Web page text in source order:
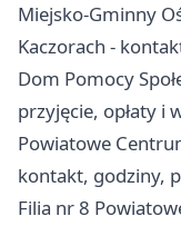
Miejsko-Gminny
Kaczorach -
Dom Pomocy
przyjęcie, opłaty i
Powiatowe
kontakt, godziny,
Filia nr 8